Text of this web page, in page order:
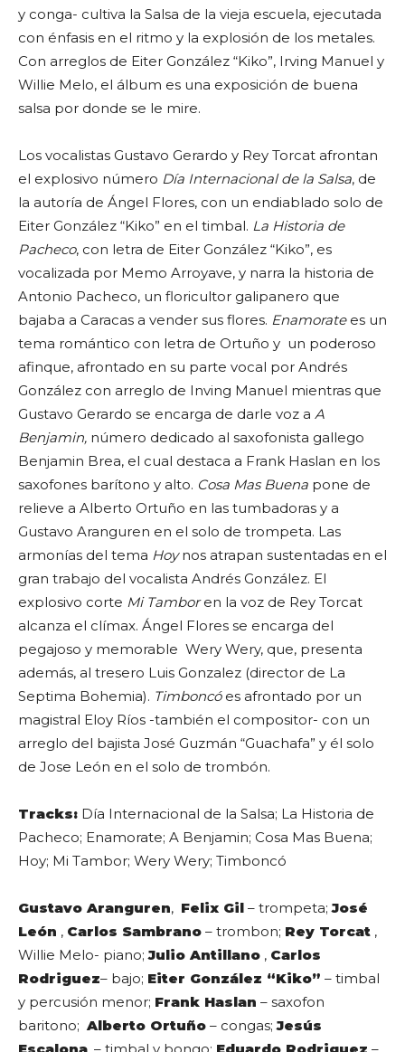
y conga- cultiva la Salsa de la vieja escuela, ejecutada
con énfasis en el ritmo y la explosión de los metales.
Con arreglos de Eiter González “Kiko”, Irving Manuel y
Willie Melo, el álbum es una exposición de buena
salsa por donde se le mire.
Los vocalistas Gustavo Gerardo y Rey Torcat afrontan
el explosivo número Día Internacional de la Salsa, de
la autoría de Ángel Flores, con un endiablado solo de
Eiter González “Kiko” en el timbal. La Historia de
Pacheco, con letra de Eiter González “Kiko”, es
vocalizada por Memo Arroyave, y narra la historia de
Antonio Pacheco, un floricultor galipanero que
bajaba a Caracas a vender sus flores. Enamoratees un
tema romántico con letra de Ortuño y un poderoso
afinque, afrontado en su parte vocal por Andrés
González con arreglo de Inving Manuel mientras que
Gustavo Gerardo se encarga de darle voz a A
Benjamin, número dedicado al saxofonista gallego
Benjamin Brea, el cual destaca a Frank Haslan en los
saxofones barítono y alto. Cosa Mas Buena pone de
relieve a Alberto Ortuño en las tumbadoras y a
Gustavo Aranguren en el solo de trompeta. Las
armonías del tema Hoynos atrapan sustentadas en el
gran trabajo del vocalista Andrés González. El
explosivo corte Mi Tamboren la voz de Rey Torcat
alcanza el clímax. Ángel Flores se encarga del
pegajoso y memorable Wery Wery, que, presenta
además, al tresero Luis Gonzalez (director de La
Septima Bohemia). Timboncóes afrontado por un
magistral Eloy Ríos -también el compositor- con un
arreglo del bajista José Guzmán “Guachafa” y él solo
de Jose León en el solo de trombón.
Tracks: Día Internacional de la Salsa; La Historia de
Pacheco; Enamorate; A Benjamin; Cosa Mas Buena;
Hoy; Mi Tambor; Wery Wery; Timboncó
Gustavo Aranguren, Felix Gil – trompeta;José
León , Carlos Sambrano – trombon; Rey Torcat ,
Willie Melo- piano;Julio Antillano , Carlos
Rodriguez– bajo; Eiter González “Kiko” – timbal
y percusión menor; Frank Haslan – saxofon
baritono; Alberto Ortuño – congas;Jesús